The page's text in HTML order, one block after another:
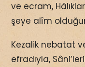
ve ecram,
şeye alîm
Kezalik nebatat
efradıyla,